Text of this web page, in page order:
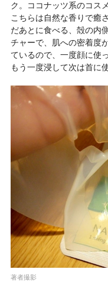
ク。ココナッツ系のコス
こちらは自然な香りで癒
だあとに食べる、殻の内
チャーで、肌への密着度
ているので、一度顔に使
もう一度浸して次は首に
著者撮影